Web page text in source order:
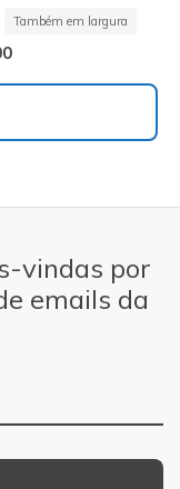
Também em largura
vindas por
emails da